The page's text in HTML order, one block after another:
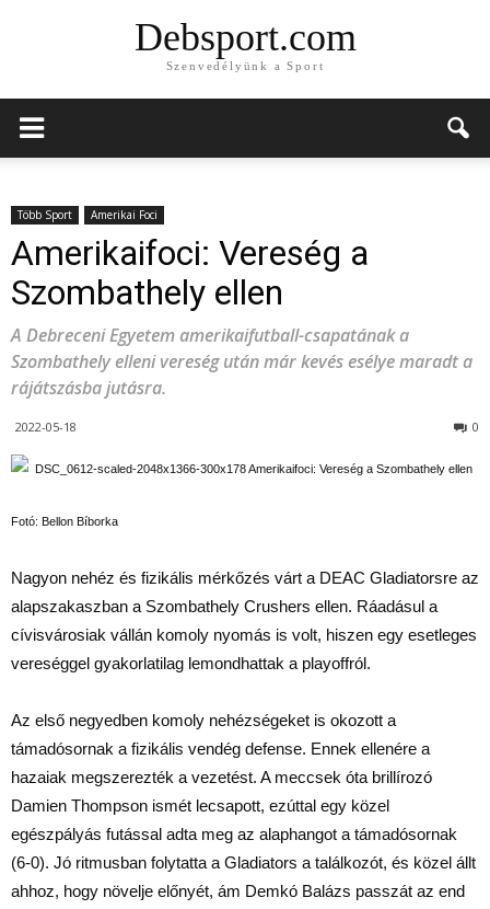
Debsport.com
Szenvedélyünk a Sport
Több Sport Amerikai Foci
Amerikaifoci: Vereség a
Szombathely ellen
A Debreceni Egyetem amerikaifutball-csapatának a
Szombathely elleni vereség után már kevés esélye maradt a
rájátszásba jutásra.
2022-05-18 0
Fotó: Bellon Bíborka
Nagyon nehéz és fizikális mérkőzés várt a DEAC Gladiatorsre az
alapszakaszban a Szombathely Crushers ellen. Ráadásul a
cívisvárosiak vállán komoly nyomás is volt, hiszen egy esetleges
vereséggel gyakorlatilag lemondhattak a playoffról.
Az első negyedben komoly nehézségeket is okozott a
támadósornak a fizikális vendég defense. Ennek ellenére a
hazaiak megszerezték a vezetést. A meccsek óta brillírozó
Damien Thompson ismét lecsapott, ezúttal egy közel
egészpályás futással adta meg az alaphangot a támadósornak
(6-0). Jó ritmusban folytatta a Gladiators a találkozót, és közel állt
ahhoz, hogy növelje előnyét, ám Demkó Balázs passzát az end